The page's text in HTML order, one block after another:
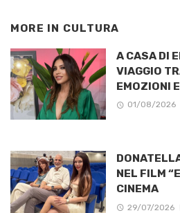
MORE IN CULTURA
A CASA DI
VIAGGIO
EMOZIONI
01/08/2026
NEL FILM
CINEMA
29/07/2026